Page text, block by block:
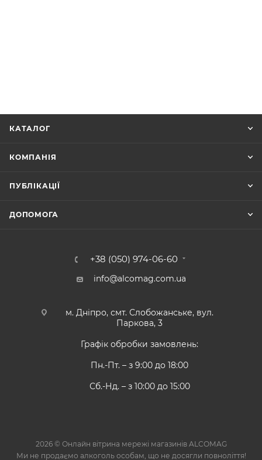
КАТАЛОГ
КОМПАНІЯ
ПУБЛІКАЦІЇ
ДОПОМОГА
+38 (050) 974-06-60
info@alcomag.com.ua
м. Дніпро, смт. Слобожанське, вул.
Паркова, 3
Графік обробки замовлень:
Пн.-Пт. – з 9:00 до 18:00
Сб.-Нд. – з 10:00 до 15:00
2026 © Онлайн вітрина мережі магазинів ALCOMAG
Ми не продаємо алкоголь особам, що не досягли повноліття!